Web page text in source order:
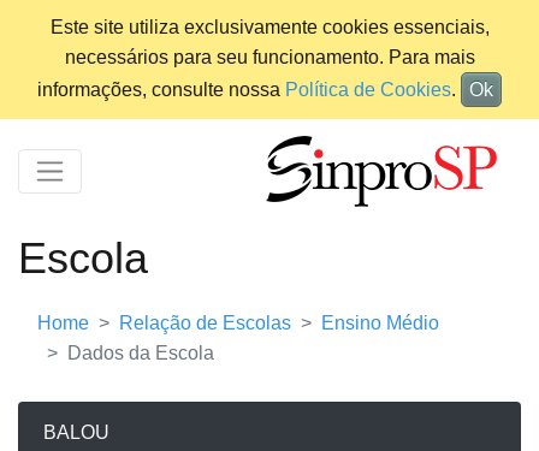
Este site utiliza exclusivamente cookies essenciais,
necessários para seu funcionamento. Para mais
informações, consulte nossa Política de Cookies. Ok
Escola
Home Relação de Escolas
Ensino Médio
Dados da Escola
BALOU